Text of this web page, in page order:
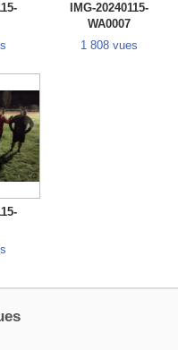
IMG-20240115-
WA0007
1 808 vues